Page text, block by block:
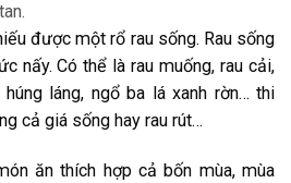
được một rổ rau sống. Rau sống
nấy. Có thể là rau muống, rau cải,
láng, ngổ ba lá xanh rờn… thi
cả giá sống hay rau rút…
ăn thích hợp cả bốn mùa, mùa